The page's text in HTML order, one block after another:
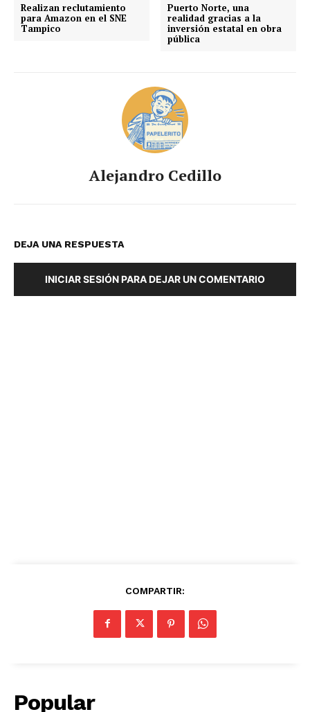
Realizan reclutamiento
para Amazon en el SNE
Tampico
Puerto Norte, una
realidad gracias a la
inversión estatal en obra
pública
Alejandro Cedillo
DEJA UNA RESPUESTA
INICIAR SESIÓN PARA DEJAR UN COMENTARIO
COMPARTIR:
Popular